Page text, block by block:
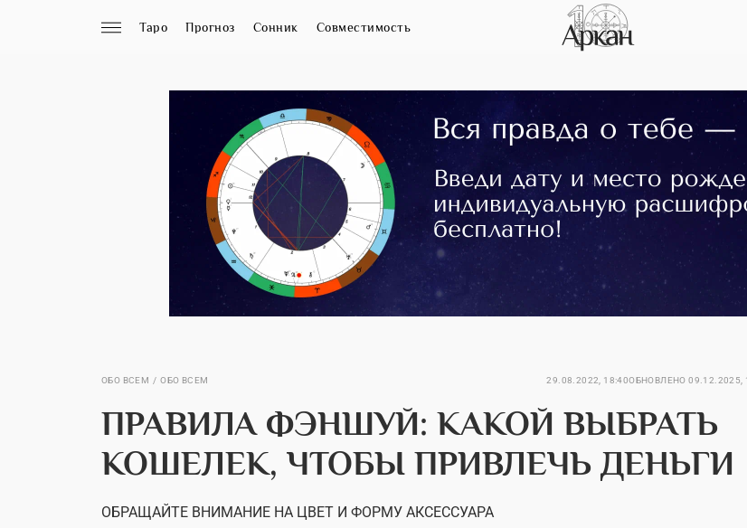
Таро Прогноз Сонник Совместимость
ОБО ВСЕМ ОБО ВСЕМ 29.08.2022, 18:40ОБНОВЛЕНО 09.12.2025,
ПРАВИЛА ФЭНШУЙ: КАКОЙ ВЫБРАТЬ
КОШЕЛЕК, ЧТОБЫ ПРИВЛЕЧЬ ДЕНЬГИ
ОБРАЩАЙТЕ ВНИМАНИЕ НА ЦВЕТ И ФОРМУ АКСЕССУАРА